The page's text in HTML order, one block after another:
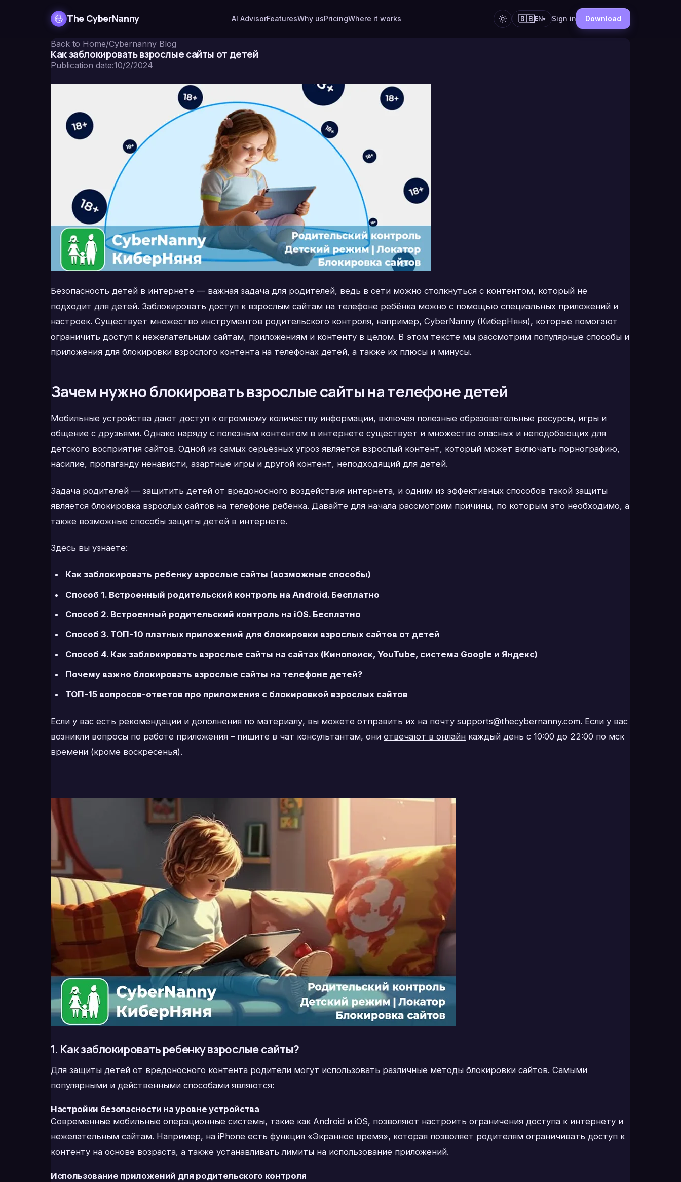
The CyberNanny AI AdvisorFeaturesWhy usPricingWhere it works 🇬🇧EN▾ Sign in Download
Back to Home/Cybernanny Blog
Как заблокировать взрослые сайты от детей
Publication date:10/2/2024
Безопасность детей в интернете — важная задача для родителей, ведь в сети можно столкнуться с контентом, который не
подходит для детей. Заблокировать доступ к взрослым сайтам на телефоне ребёнка можно с помощью специальных приложений и
настроек. Существует множество инструментов родительского контроля, например, CyberNanny (КиберНяня), которые помогают
ограничить доступ к нежелательным сайтам, приложениям и контенту в целом. В этом тексте мы рассмотрим популярные способы и
приложения для блокировки взрослого контента на телефонах детей, а также их плюсы и минусы.
Зачем нужно блокировать взрослые сайты на телефоне детей
Мобильные устройства дают доступ к огромному количеству информации, включая полезные образовательные ресурсы, игры и
общение с друзьями. Однако наряду с полезным контентом в интернете существует и множество опасных и неподобающих для
детского восприятия сайтов. Одной из самых серьёзных угроз является взрослый контент, который может включать порнографию,
насилие, пропаганду ненависти, азартные игры и другой контент, неподходящий для детей.
Задача родителей — защитить детей от вредоносного воздействия интернета, и одним из эффективных способов такой защиты
является блокировка взрослых сайтов на телефоне ребенка. Давайте для начала рассмотрим причины, по которым это необходимо, а
также возможные способы защиты детей в интернете.
Здесь вы узнаете:
Как заблокировать ребенку взрослые сайты (возможные способы)
Способ 1. Встроенный родительский контроль на Android. Бесплатно
Способ 2. Встроенный родительский контроль на iOS. Бесплатно
Способ 3. ТОП-10 платных приложений для блокировки взрослых сайтов от детей
Способ 4. Как заблокировать взрослые сайты на сайтах (Кинопоиск, YouTube, система Google и Яндекс)
Почему важно блокировать взрослые сайты на телефоне детей?
ТОП-15 вопросов-ответов про приложения с блокировкой взрослых сайтов
Если у вас есть рекомендации и дополнения по материалу, вы можете отправить их на почту supports@thecybernanny.com. Если у вас
возникли вопросы по работе приложения – пишите в чат консультантам, они отвечают в онлайн каждый день с 10:00 до 22:00 по мск
времени (кроме воскресенья).
1. Как заблокировать ребенку взрослые сайты?
Для защиты детей от вредоносного контента родители могут использовать различные методы блокировки сайтов. Самыми
популярными и действенными способами являются:
Настройки безопасности на уровне устройства
Современные мобильные операционные системы, такие как Android и iOS, позволяют настроить ограничения доступа к интернету и
нежелательным сайтам. Например, на iPhone есть функция «Экранное время», которая позволяет родителям ограничивать доступ к
контенту на основе возраста, а также устанавливать лимиты на использование приложений.
Использование приложений для родительского контроля